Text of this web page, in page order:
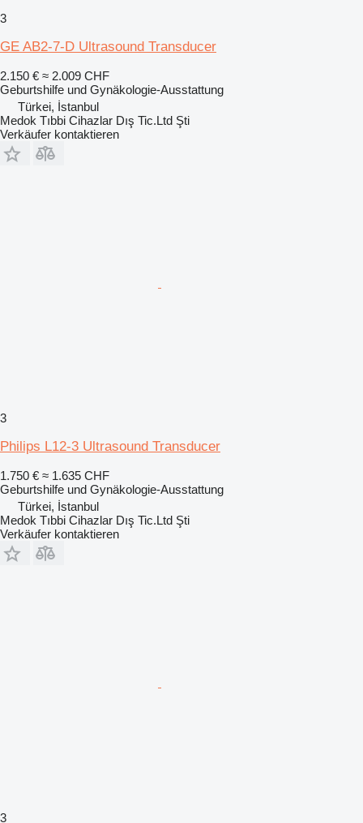
3
GE AB2-7-D Ultrasound Transducer
2.150 € ≈ 2.009 CHF
Geburtshilfe und Gynäkologie-Ausstattung
Türkei, İstanbul
Medok Tıbbi Cihazlar Dış Tic.Ltd Şti
Verkäufer kontaktieren
3
Philips L12-3 Ultrasound Transducer
1.750 € ≈ 1.635 CHF
Geburtshilfe und Gynäkologie-Ausstattung
Türkei, İstanbul
Medok Tıbbi Cihazlar Dış Tic.Ltd Şti
Verkäufer kontaktieren
3